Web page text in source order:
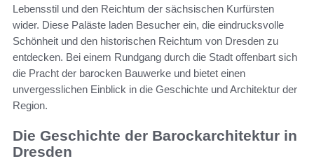
Lebensstil und den Reichtum der sächsischen Kurfürsten
wider. Diese Paläste laden Besucher ein, die eindrucksvolle
Schönheit und den historischen Reichtum von Dresden zu
entdecken. Bei einem Rundgang durch die Stadt offenbart sich
die Pracht der barocken Bauwerke und bietet einen
unvergesslichen Einblick in die Geschichte und Architektur der
Region.
Die Geschichte der Barockarchitektur in
Dresden